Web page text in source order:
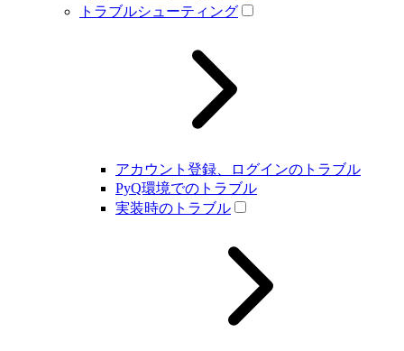
トラブルシューティング
アカウント登録、ログインのトラブル
PyQ環境でのトラブル
実装時のトラブル